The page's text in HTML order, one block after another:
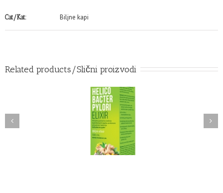
Cat/Kat: Biljne kapi
Related products/Slični proizvodi
PYLORY